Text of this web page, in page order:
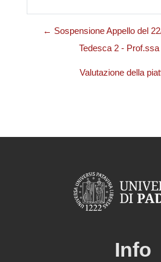
← Sospensione Appello del
Tedesca 2 -
Valutazione della
Info